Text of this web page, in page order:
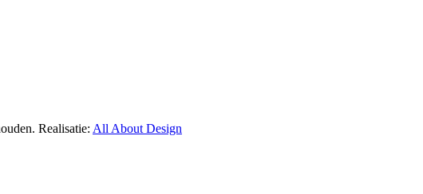
Realisatie: All About Design